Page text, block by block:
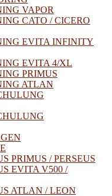
VAPOR
CATO / CICERO
EVITA INFINITY
EVITA 4/XL
PRIMUS
ATLAN
PRIMUS / PERSEUS
EVITA V500 /
ATLAN / LEON